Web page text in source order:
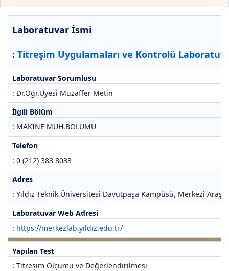
Laboratuvar İsmi
: Titreşim Uygulamaları ve Kontrolü
Laboratuvar Sorumlusu
: Dr.Öğr.Üyesi Muzaffer Metin
İlgili Bölüm
: MAKİNE MÜH.BÖLÜMÜ
Telefon
: 0 (212) 383 8033
Adres
: Yıldız Teknik Üniversitesi Davutpaşa Kampüsü, Merkezi
Laboratuvar Web Adresi
: https://merkezlab.yildiz.edu.tr/
Yapılan Test
: Titreşim Ölçümü ve Değerlendirilmesi